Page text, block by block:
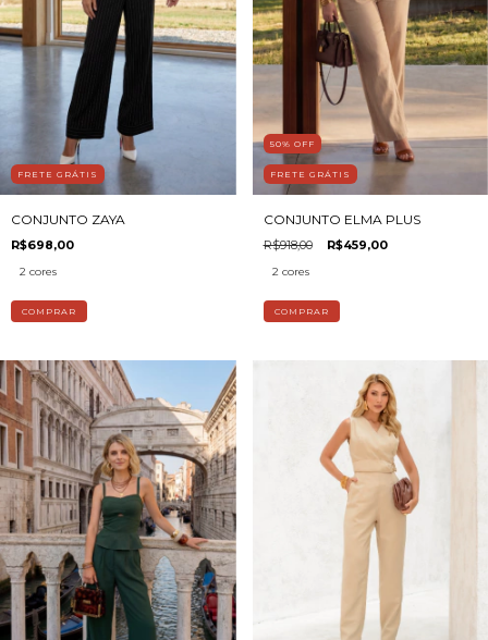
FRETE GRÁTIS
CONJUNTO ZAYA
R$698,00
2 cores
COMPRAR
50% OFF
FRETE GRÁTIS
CONJUNTO ELMA PLUS
R$918,00 R$459,00
2 cores
COMPRAR